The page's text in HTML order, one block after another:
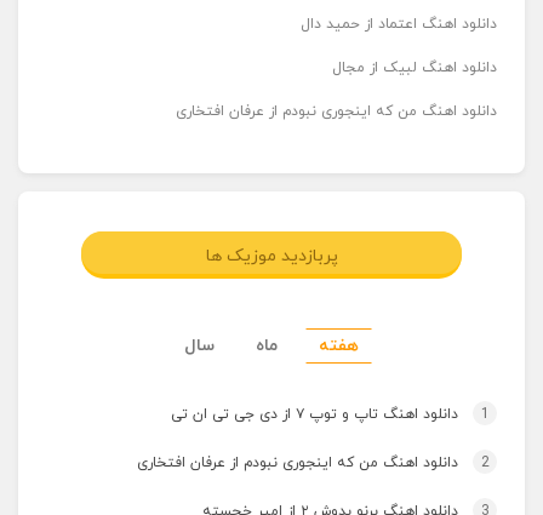
دانلود اهنگ اعتماد از حمید دال
دانلود اهنگ لبیک از مجال
دانلود اهنگ من که اینجوری نبودم از عرفان افتخاری
پربازدید موزیک ها
هفته ماه سال
1 دانلود اهنگ تاپ و توپ ۷ از دی جی تی ان تی
2 دانلود اهنگ من که اینجوری نبودم از عرفان افتخاری